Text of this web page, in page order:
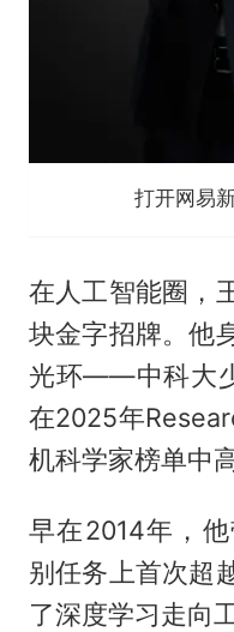
打开网易
在人工智能圈，
块金字招牌。他
光环——中科大
在2025年
机科学家榜单中
早在2014年，
别任务上首次超
了深度学习走向